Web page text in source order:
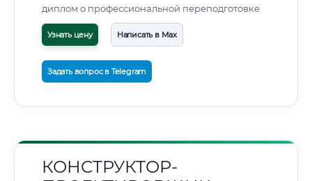
диплом о профессиональной переподготовке
Узнать цену Написать в Max
Задать вопрос в Telegram
КОНСТРУКТОР-